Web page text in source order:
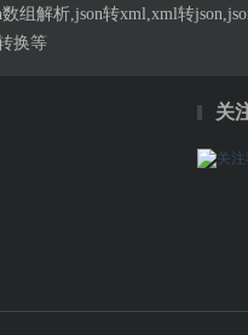
组解析,json转xml,xml转
换等
关